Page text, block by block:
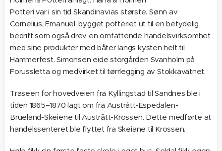
Potteri var i sin tid Skandinavias største. Sønn av
Cornelius, Emanuel, bygget potteriet ut til en betydelig
bedrift som også drev en omfattende handelsvirksomhet
med sine produkter med båter langs kysten helt til
Hammerfest. Simonsen eide storgården Svanholm på
Forussletta og medvirket til tørrlegging av Stokkavatnet.
Traseen for hovedveien fra Kyllingstad til Sandnes ble i
tiden 1865–1870 lagt om fra Austrått-Espedalen-
Brueland-Skeiene til Austrått-Krossen. Dette medførte at
handelssenteret ble flyttet fra Skeiane til Krossen.